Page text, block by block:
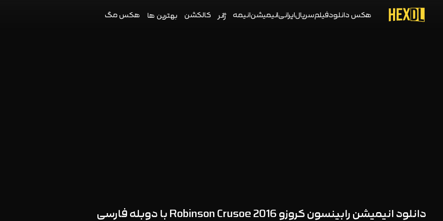
هکس دانلودفیلمسریالایرانیانیمیشنانیمه ژانر کالکشن بهترین ها هکس مگ
دانلود انیمیشن رابینسون کروزو Robinson Crusoe 2016 با دوبله فارسی